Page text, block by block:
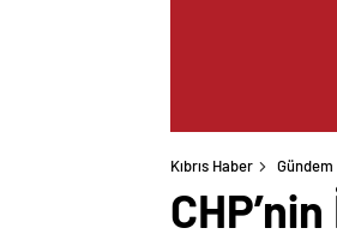
Kıbrıs Haber Gündem